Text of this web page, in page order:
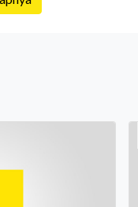
sedikit calon